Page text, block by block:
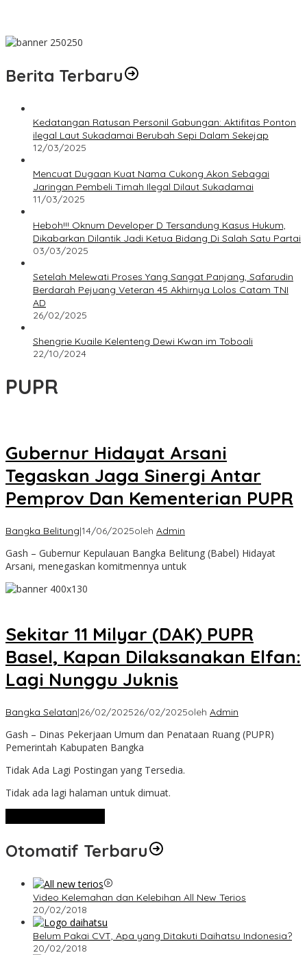
Berita Terbaru
Kedatangan Ratusan Personil Gabungan: Aktifitas Ponton
ilegal Laut Sukadamai Berubah Sepi Dalam Sekejap
12/03/2025
Mencuat Dugaan Kuat Nama Cukong Akon Sebagai
Jaringan Pembeli Timah Ilegal Dilaut Sukadamai
11/03/2025
Heboh!!! Oknum Developer D Tersandung Kasus Hukum,
Dikabarkan Dilantik Jadi Ketua Bidang Di Salah Satu Partai
03/03/2025
Setelah Melewati Proses Yang Sangat Panjang, Safarudin
Berdarah Pejuang Veteran 45 Akhirnya Lolos Catam TNI
AD
26/02/2025
Shengrie Kuaile Kelenteng Dewi Kwan im Toboali
22/10/2024
PUPR
Gubernur Hidayat Arsani
Tegaskan Jaga Sinergi Antar
Pemprov Dan Kementerian PUPR
Bangka Belitung|14/06/2025oleh Admin
Gash – Gubernur Kepulauan Bangka Belitung (Babel) Hidayat
Arsani, menegaskan komitmennya untuk
Sekitar 11 Milyar (DAK) PUPR
Basel, Kapan Dilaksanakan Elfan:
Lagi Nunggu Juknis
Bangka Selatan|26/02/202526/02/2025oleh Admin
Gash – Dinas Pekerjaan Umum dan Penataan Ruang (PUPR)
Pemerintah Kabupaten Bangka
Tidak Ada Lagi Postingan yang Tersedia.
Tidak ada lagi halaman untuk dimuat.
Otomatif Terbaru
Video Kelemahan dan Kelebihan All New Terios
20/02/2018
Belum Pakai CVT, Apa yang Ditakuti Daihatsu Indonesia?
20/02/2018